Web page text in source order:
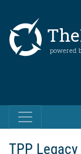
powered
TPP Legacy